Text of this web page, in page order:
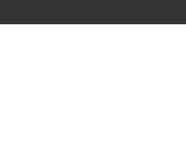
commune de la renforcer et de la diversifier